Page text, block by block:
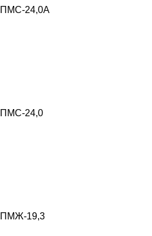
ПМС-24,0А
ПМС-24,0
ПМЖ-19,3